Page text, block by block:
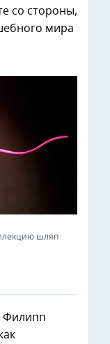
со стороны,
мира
шляп
Филипп